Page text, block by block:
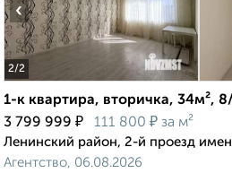
2/2
‹
1-к квартира, вторичка, 34м²,
3 799 999 ₽ 111 800 ₽ за м²
Ленинский район, 2-й проезд
Агентство, 06.08.2026